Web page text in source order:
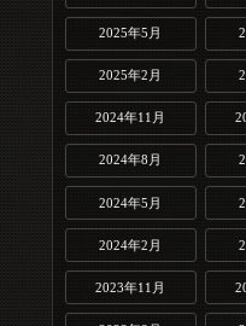
2025年5月
2025年2月
2024年11月
2024年8月
2024年5月
2024年2月
2023年11月